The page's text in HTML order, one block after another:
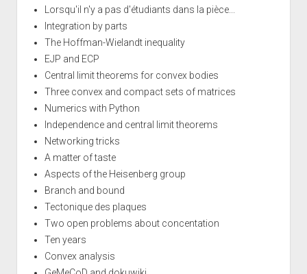
Lorsqu'il n'y a pas d'étudiants dans la pièce...
Integration by parts
The Hoffman-Wielandt inequality
EJP and ECP
Central limit theorems for convex bodies
Three convex and compact sets of matrices
Numerics with Python
Independence and central limit theorems
Networking tricks
A matter of taste
Aspects of the Heisenberg group
Branch and bound
Tectonique des plaques
Two open problems about concentation
Ten years
Convex analysis